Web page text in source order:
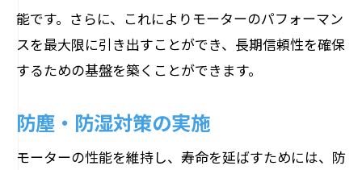
能です。さらに、これによりモーターのパフォーマン
スを最大限に引き出すことができ、長期信頼性を確保
するための基盤を築くことができます。
防塵・防湿対策の実施
モーターの性能を維持し、寿命を延ばすためには、防